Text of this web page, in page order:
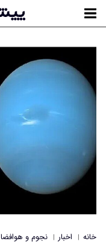
خانه | اخبار | نجوم و هوافضا